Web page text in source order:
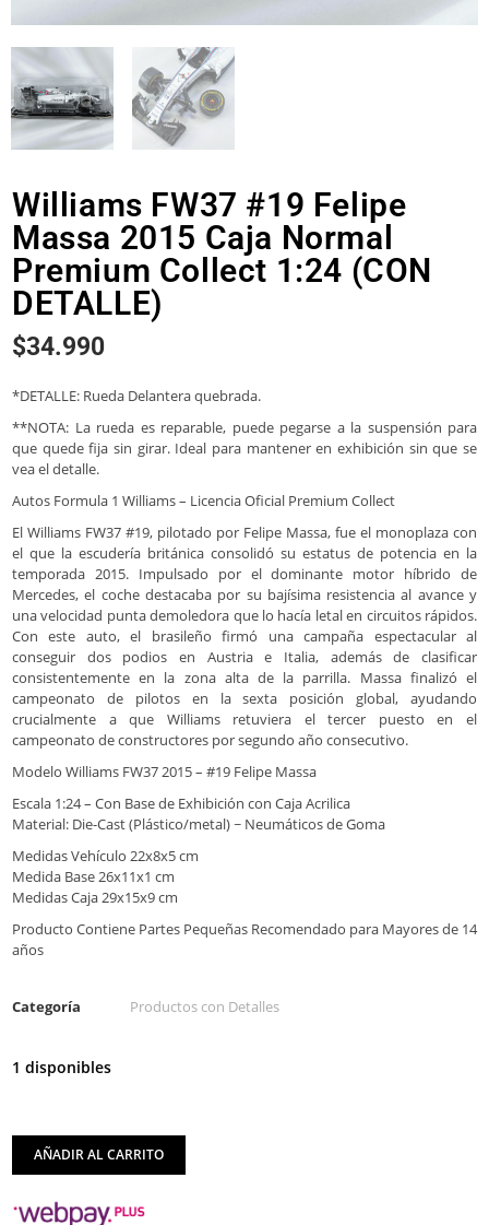
Williams FW37 #19 Felipe
Massa 2015 Caja Normal
Premium Collect 1:24 (CON
DETALLE)
$34.990
*DETALLE: Rueda Delantera quebrada.
**NOTA: La rueda es reparable, puede pegarse a la suspensión para
que quede fija sin girar. Ideal para mantener en exhibición sin que se
vea el detalle.
Autos Formula 1 Williams – Licencia Oficial Premium Collect
El Williams FW37 #19, pilotado por Felipe Massa, fue el monoplaza con
el que la escudería británica consolidó su estatus de potencia en la
temporada 2015. Impulsado por el dominante motor híbrido de
Mercedes, el coche destacaba por su bajísima resistencia al avance y
una velocidad punta demoledora que lo hacía letal en circuitos rápidos.
Con este auto, el brasileño firmó una campaña espectacular al
conseguir dos podios en Austria e Italia, además de clasificar
consistentemente en la zona alta de la parrilla. Massa finalizó el
campeonato de pilotos en la sexta posición global, ayudando
crucialmente a que Williams retuviera el tercer puesto en el
campeonato de constructores por segundo año consecutivo.
Modelo Williams FW37 2015 – #19 Felipe Massa
Escala 1:24 – Con Base de Exhibición con Caja Acrilica
Material: Die-Cast (Plástico/metal) ~ Neumáticos de Goma
Medidas Vehículo 22x8x5 cm
Medida Base 26x11x1 cm
Medidas Caja 29x15x9 cm
Producto Contiene Partes Pequeñas Recomendado para Mayores de 14
años
Categoría Productos con Detalles
1 disponibles
AÑADIR AL CARRITO